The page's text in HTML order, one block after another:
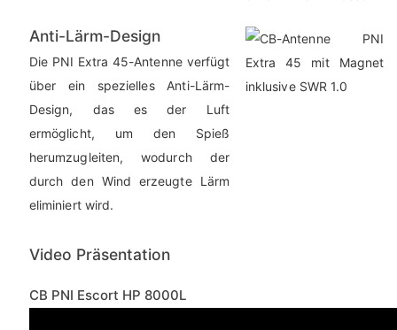
Anti-Lärm-Design
Die PNI Extra 45-Antenne verfügt
über ein spezielles Anti-Lärm-
Design, das es der Luft
ermöglicht, um den Spieß
herumzugleiten, wodurch der
durch den Wind erzeugte Lärm
eliminiert wird.
Video Präsentation
CB PNI Escort HP 8000L